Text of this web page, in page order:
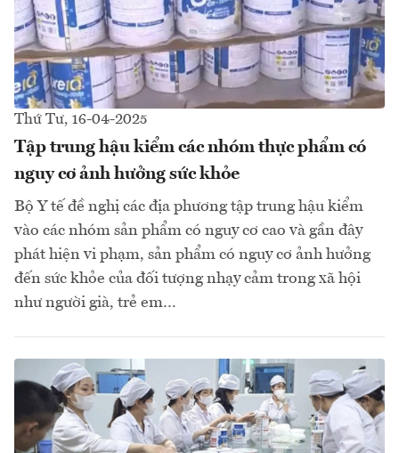
Thứ Tư, 16-04-2025
Tập trung hậu kiểm các nhóm thực phẩm có
nguy cơ ảnh hưởng sức khỏe
Bộ Y tế đề nghị các địa phương tập trung hậu kiểm
vào các nhóm sản phẩm có nguy cơ cao và gần đây
phát hiện vi phạm, sản phẩm có nguy cơ ảnh hưởng
đến sức khỏe của đối tượng nhạy cảm trong xã hội
như người già, trẻ em…